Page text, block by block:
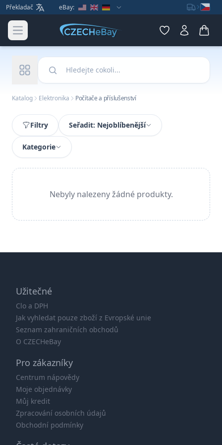
Překladač eBay:
Open main menu
Hledat v našem katalogu
Katalog Elektronika Počítače a příslušenství
Filtry Seřadit: Nejoblíbenější
Kategorie
Nebyly nalezeny žádné produkty.
Užitečné
Clo a DPH
Jak vyhledat pouze zboží z Evropské unie
Seznam zahraničních obchodů
O CZECHeBay
Pro zákazníky
Centrum nápovědy
Moje objednávky
Můj kredit
Zpracování osobních údajů
Obchodní podmínky